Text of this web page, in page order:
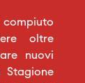
oltre
nuovi
Stagione